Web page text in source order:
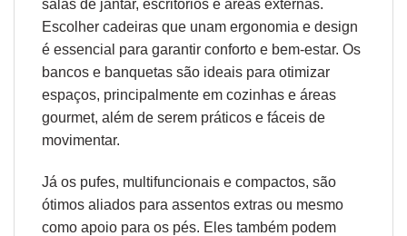
salas de jantar, escritórios e áreas externas.
Escolher cadeiras que unam ergonomia e design
é essencial para garantir conforto e bem-estar. Os
bancos e banquetas são ideais para otimizar
espaços, principalmente em cozinhas e áreas
gourmet, além de serem práticos e fáceis de
movimentar.
Já os pufes, multifuncionais e compactos, são
ótimos aliados para assentos extras ou mesmo
como apoio para os pés. Eles também podem